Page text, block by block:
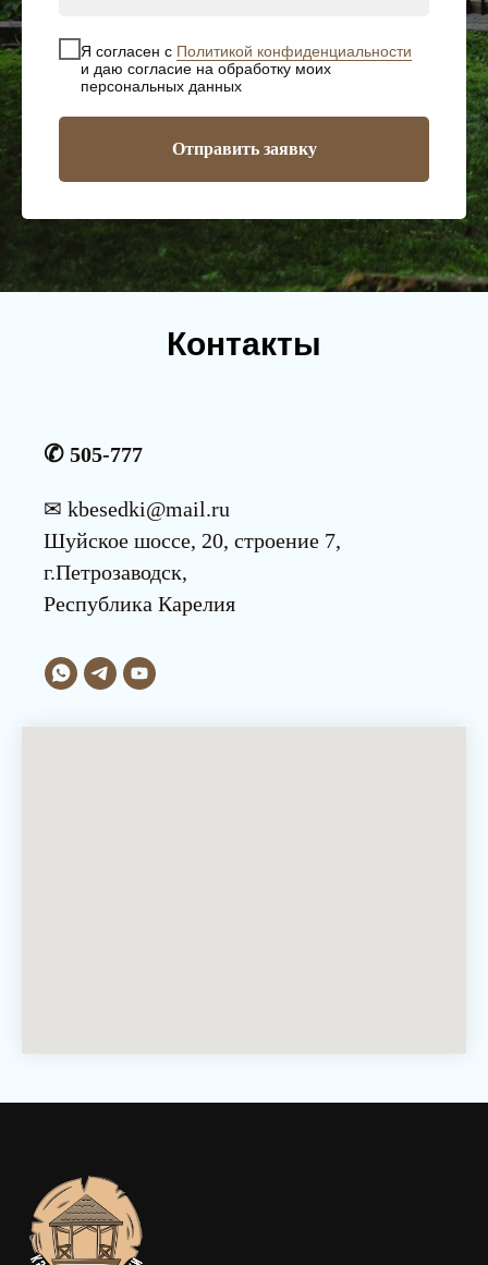
Я согласен с Политикой конфиденциальности
и даю согласие на обработку моих
персональных данных
Отправить заявку
Контакты
✆ 505-777
✉ kbesedki@mail.ru
Шуйское шоссе, 20, строение 7,
г.Петрозаводск,
Республика Карелия